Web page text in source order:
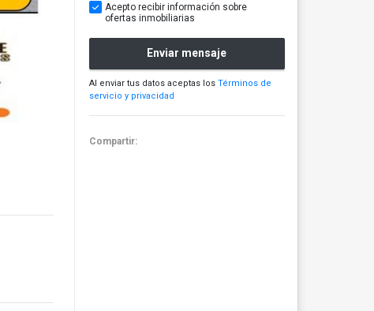
Acepto recibir información sobre
ofertas inmobiliarias
Enviar mensaje
Al enviar tus datos aceptas los Términos de
servicio y privacidad
Compartir: